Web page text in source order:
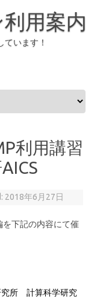
用案内
ています！
利用講習
2018年6月27日
下記の内容にて催
究所 計算科学研究